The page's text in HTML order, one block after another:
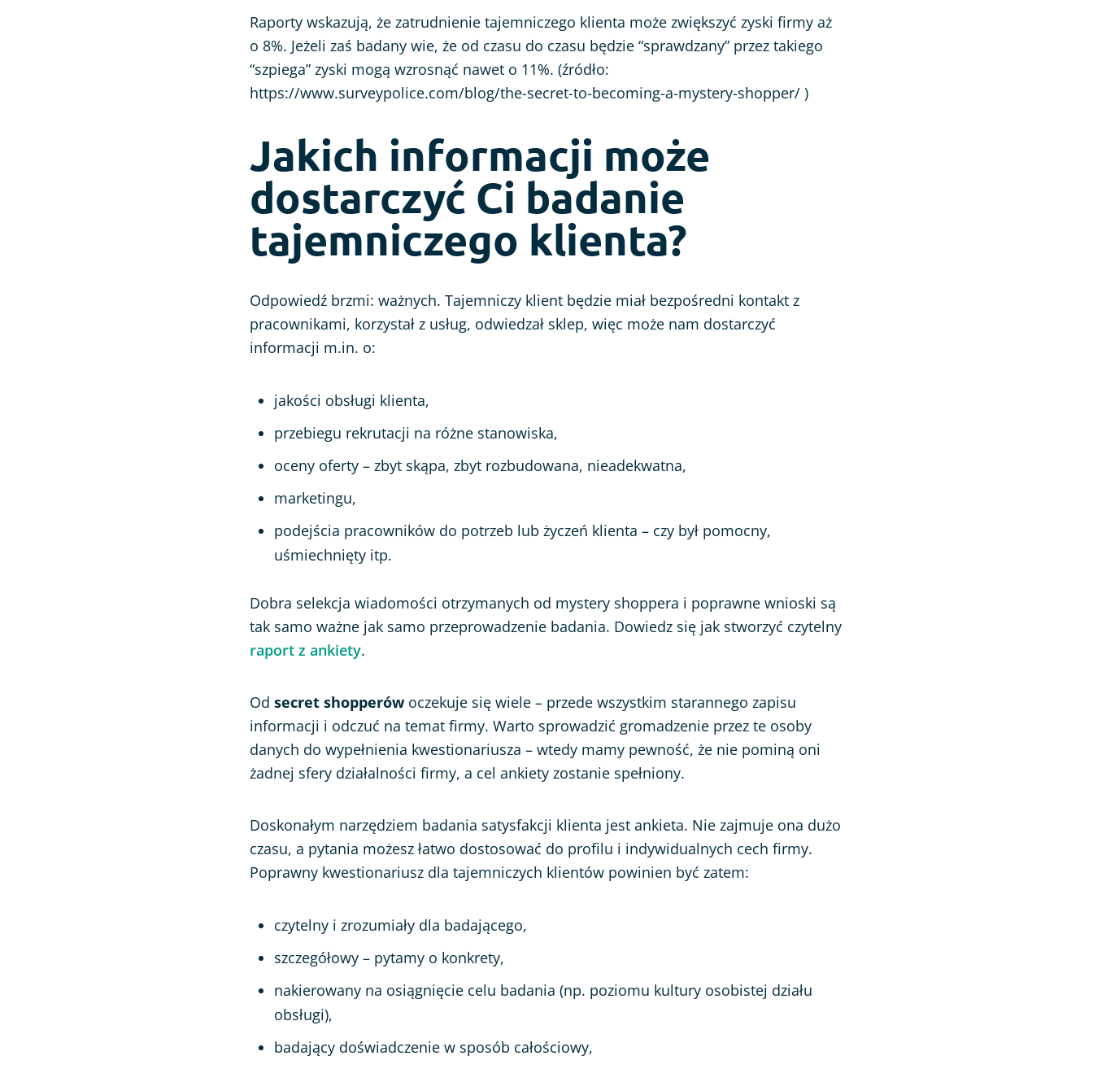
Raporty wskazują, że zatrudnienie tajemniczego klienta może zwiększyć zyski firmy aż
o 8%. Jeżeli zaś badany wie, że od czasu do czasu będzie “sprawdzany” przez takiego
“szpiega” zyski mogą wzrosnąć nawet o 11%. (źródło:
https://www.surveypolice.com/blog/the-secret-to-becoming-a-mystery-shopper/ )
Jakich informacji może
dostarczyć Ci badanie
tajemniczego klienta?
Odpowiedź brzmi: ważnych. Tajemniczy klient będzie miał bezpośredni kontakt z
pracownikami, korzystał z usług, odwiedzał sklep, więc może nam dostarczyć
informacji m.in. o:
jakości obsługi klienta,
przebiegu rekrutacji na różne stanowiska,
oceny oferty – zbyt skąpa, zbyt rozbudowana, nieadekwatna,
marketingu,
podejścia pracowników do potrzeb lub życzeń klienta – czy był pomocny,
uśmiechnięty itp.
Dobra selekcja wiadomości otrzymanych od mystery shoppera i poprawne wnioski są
tak samo ważne jak samo przeprowadzenie badania. Dowiedz się jak stworzyć czytelny
raport z ankiety.
Od secret shopperówoczekuje się wiele – przede wszystkim starannego zapisu
informacji i odczuć na temat firmy. Warto sprowadzić gromadzenie przez te osoby
danych do wypełnienia kwestionariusza – wtedy mamy pewność, że nie pominą oni
żadnej sfery działalności firmy, a cel ankiety zostanie spełniony.
Doskonałym narzędziem badania satysfakcji klienta jest ankieta. Nie zajmuje ona dużo
czasu, a pytania możesz łatwo dostosować do profilu i indywidualnych cech firmy.
Poprawny kwestionariusz dla tajemniczych klientów powinien być zatem:
czytelny i zrozumiały dla badającego,
szczegółowy – pytamy o konkrety,
nakierowany na osiągnięcie celu badania (np. poziomu kultury osobistej działu
obsługi),
badający doświadczenie w sposób całościowy,